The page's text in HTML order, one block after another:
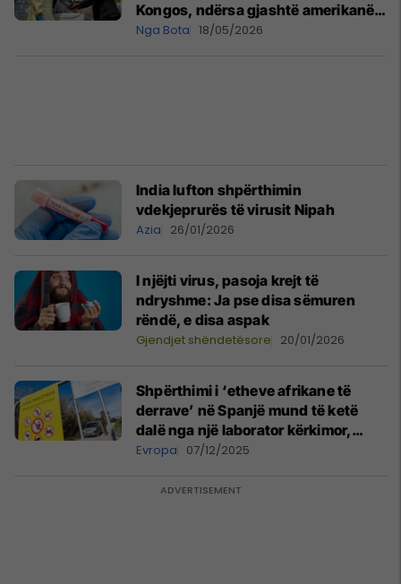
Kongos, ndërsa gjashtë amerikanë
janë të ekspozuar ndaj virusit
Nga Bota 18/05/2026
India lufton shpërthimin
vdekjeprurës të virusit Nipah
Azia 26/01/2026
I njëjti virus, pasoja krejt të
ndryshme: Ja pse disa sëmuren
rëndë, e disa aspak
Gjendjet shëndetësore 20/01/2026
Shpërthimi i ‘etheve afrikane të
derrave’ në Spanjë mund të ketë
dalë nga një laborator kërkimor,
thonë zyrtarët
Evropa 07/12/2025